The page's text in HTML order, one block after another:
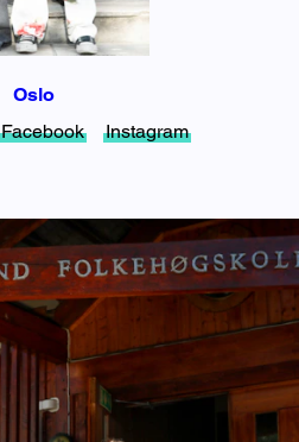
Oslo
Facebook Instagram